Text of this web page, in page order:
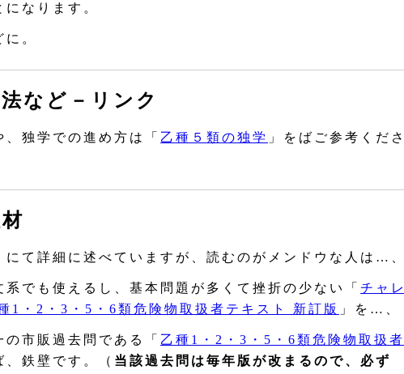
なります。
。
など－リンク
独学での進め方は「 乙種５類の独学 」をばご参考くださ
にて詳細に述べていますが、読むのがメンドウな人は…、
でも使えるし、基本問題が多くて挫折の少ない「 チャレ
1・2・3・5・6類危険物取扱者テキスト 新訂版 」を…、
市販過去問である「 乙種1・2・3・5・6類危険物取扱者
、鉄壁です。（ 当該過去問は毎年版が改まるので、必ず